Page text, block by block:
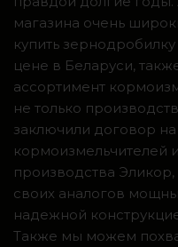
магазина очень
купить
цене в Беларуси,
ассортимент
не только
заключили договор на
кормоизмельчителей
производства
своих аналогов
надежной
Также мы можем